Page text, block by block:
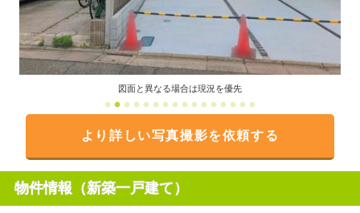
図面と異なる場合は現況を優先
より詳しい写真撮影を依頼する
物件情報（新築一戸建て）